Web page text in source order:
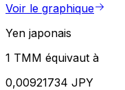
Voir le graphique
Yen japonais
1 TMM équivaut à
0,00921734 JPY